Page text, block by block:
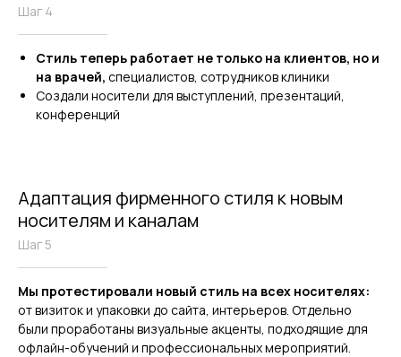
Шаг 4
Стиль теперь работает не только на клиентов, но и
на врачей, специалистов, сотрудников клиники
Создали носители для выступлений, презентаций,
конференций
Адаптация фирменного стиля к новым
носителям и каналам
Шаг 5
Мы протестировали новый стиль на всех носителях:
от визиток и упаковки до сайта, интерьеров. Отдельно
были проработаны визуальные акценты, подходящие для
офлайн-обучений и профессиональных мероприятий.